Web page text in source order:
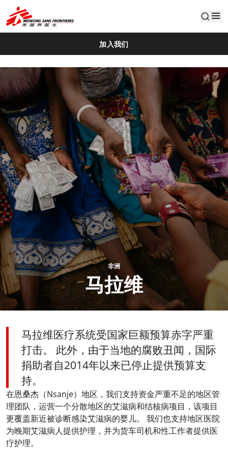
default
加入我们
非洲
马拉维
马拉维医疗系统受国家巨额预算赤字严重
打击。 此外，由于当地的腐败丑闻，国际
捐助者自2014年以来已停止提供预算支
持。
在恩桑杰（Nsanje）地区，我们支持资金严重不足的地区管
理团队，运营一个分散地区的艾滋病和结核病项目，该项目
更覆盖新近被诊断感染艾滋病的婴儿。 我们也支持地区医院
为晚期艾滋病人提供护理，并为货车司机和性工作者提供医
疗护理。